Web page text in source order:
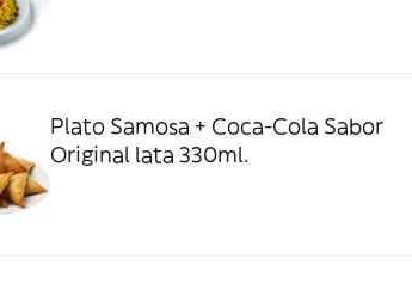
Plato Samosa + Coca-Cola Sabor
Original lata 330ml.